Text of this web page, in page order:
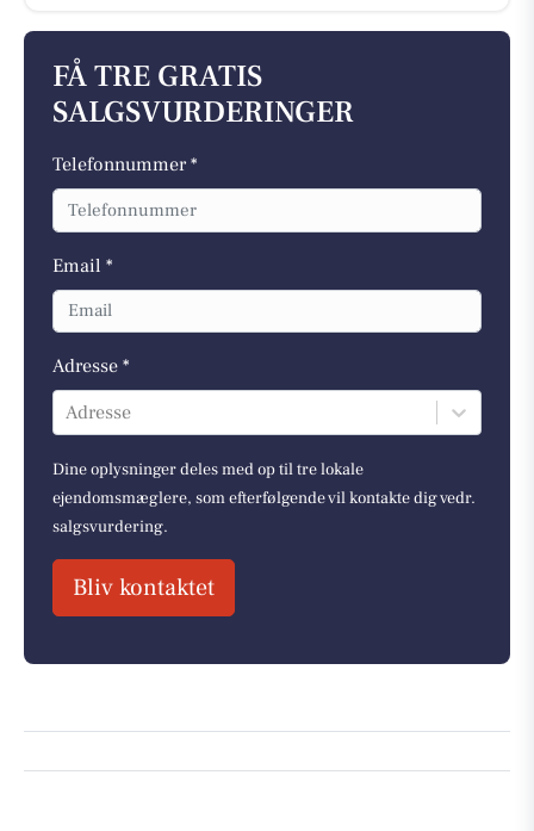
FÅ TRE GRATIS
SALGSVURDERINGER
Telefonnummer *
Email *
Adresse *
Adresse
Dine oplysninger deles med op til tre lokale
ejendomsmæglere, som efterfølgende vil kontakte dig vedr.
salgsvurdering.
Bliv kontaktet